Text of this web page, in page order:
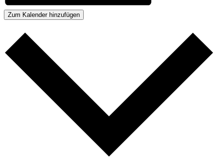
Zum Kalender hinzufügen